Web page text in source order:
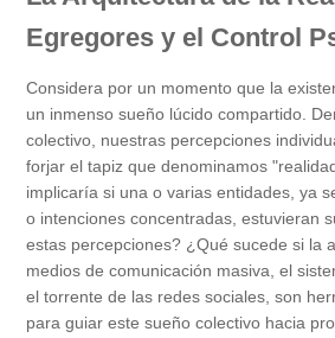
Egregores y el Control
Considera por un momento que la
un inmenso sueño lúcido compartido.
colectivo, nuestras percepciones
forjar el tapiz que denominamos
implicaría si una o varias entidades, ya
o intenciones concentradas, estuvieran
estas percepciones? ¿Qué sucede si la
medios de comunicación masiva, el
el torrente de las redes sociales, son
para guiar este sueño colectivo hacia